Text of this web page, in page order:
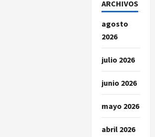
ARCHIVOS
agosto
2026
julio 2026
junio 2026
mayo 2026
abril 2026